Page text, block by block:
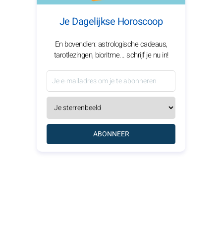
Je Dagelijkse Horoscoop
En bovendien: astrologische cadeaus,
tarotlezingen, bioritme... schrijf je nu in!
ABONNEER